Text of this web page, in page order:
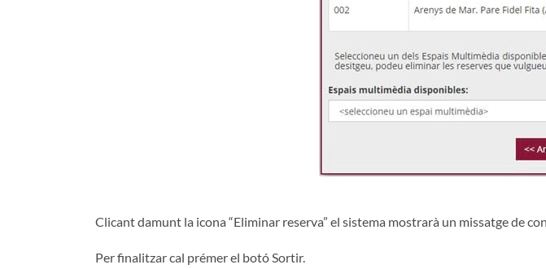
Clicant damunt la icona “Eliminar reserva” el sistema mostrarà un missatge de
Per finalitzar cal prémer el botó Sortir.